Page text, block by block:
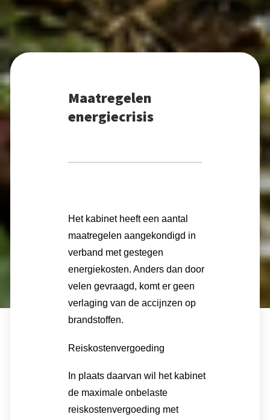
Maatregelen
energiecrisis
Het kabinet heeft een aantal
maatregelen aangekondigd in
verband met gestegen
energiekosten. Anders dan door
velen gevraagd, komt er geen
verlaging van de accijnzen op
brandstoffen.
Reiskostenvergoeding
In plaats daarvan wil het kabinet
de maximale onbelaste
reiskostenvergoeding met